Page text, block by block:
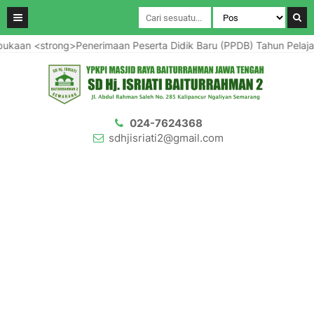
<strong>Penerimaan Peserta Didik Baru (PPDB) Tahun
024-7624368
sdhjisriati2@gmail.com